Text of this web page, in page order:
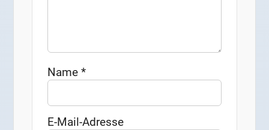
Name*
E-Mail-Adresse